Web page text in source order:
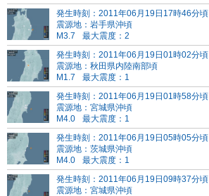
発生時刻：2011年06月19日17時46分頃
震源地：岩手県沖頃
M3.7
最大震度：2
発生時刻：2011年06月19日01時02分頃
震源地：秋田県内陸南部頃
M1.7
最大震度：1
発生時刻：2011年06月19日01時58分頃
震源地：宮城県沖頃
M4.0
最大震度：1
発生時刻：2011年06月19日05時05分頃
震源地：茨城県沖頃
M4.0
最大震度：1
発生時刻：2011年06月19日09時37分頃
震源地：宮城県沖頃